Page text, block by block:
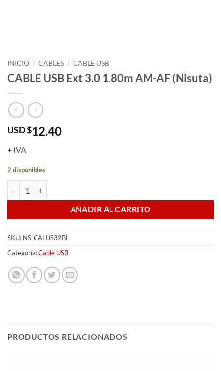
INICIO / CABLES / CABLE USB
CABLE USB Ext 3.0 1.80m AM-AF (Nisuta)
USD $12.40
+ IVA
2 disponibles
AÑADIR AL CARRITO
SKU: NS-CALUS32BL
Categoría:Cable USB
PRODUCTOS RELACIONADOS